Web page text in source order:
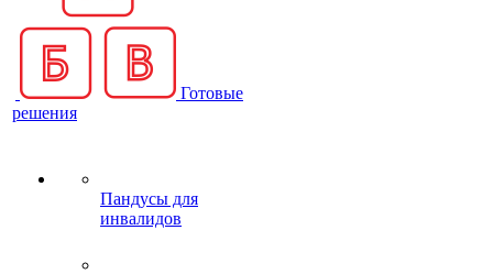
Готовые
решения
Пандусы для
инвалидов